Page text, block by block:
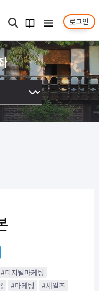
검색
과정
안내서
메뉴보기 로그인
#디지털마케팅
#마케팅
#세일즈